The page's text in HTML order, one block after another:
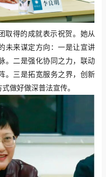
取得的成就表示祝贺。她从
未来谋定方向：一是让宣讲
。二是强化协同之力，联动
。三是拓宽服务之界，创新
做好做深普法宣传。